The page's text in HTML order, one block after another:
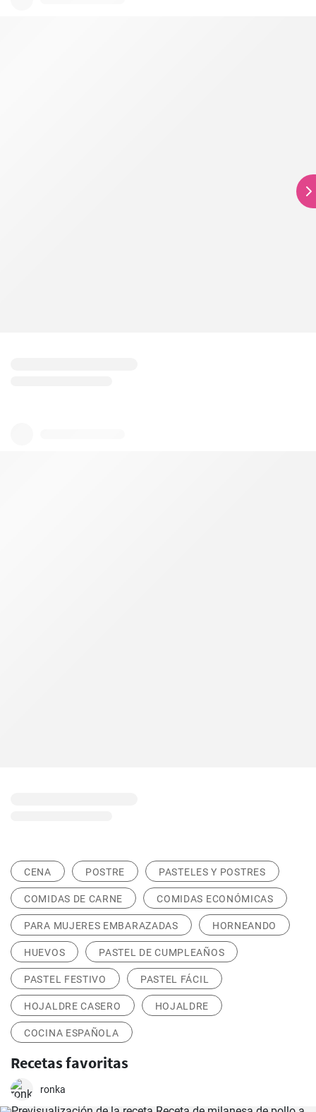
CENA POSTRE PASTELES Y POSTRES
COMIDAS DE CARNE COMIDAS ECONÓMICAS
PARA MUJERES EMBARAZADAS HORNEANDO
HUEVOS PASTEL DE CUMPLEAÑOS
PASTEL FESTIVO PASTEL FÁCIL
HOJALDRE CASERO HOJALDRE
COCINA ESPAÑOLA
Recetas favoritas
ronka